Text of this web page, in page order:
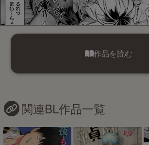
作品を読む
関連BL作品一覧